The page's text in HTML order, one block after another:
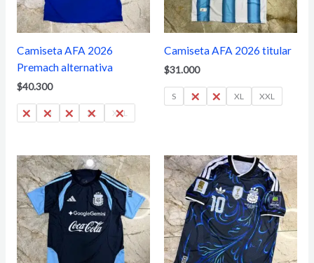
Camiseta AFA 2026
Premach alternativa
$40.300
S M L XL XXL
Camiseta AFA 2026 titular
$31.000
S M L XL XXL